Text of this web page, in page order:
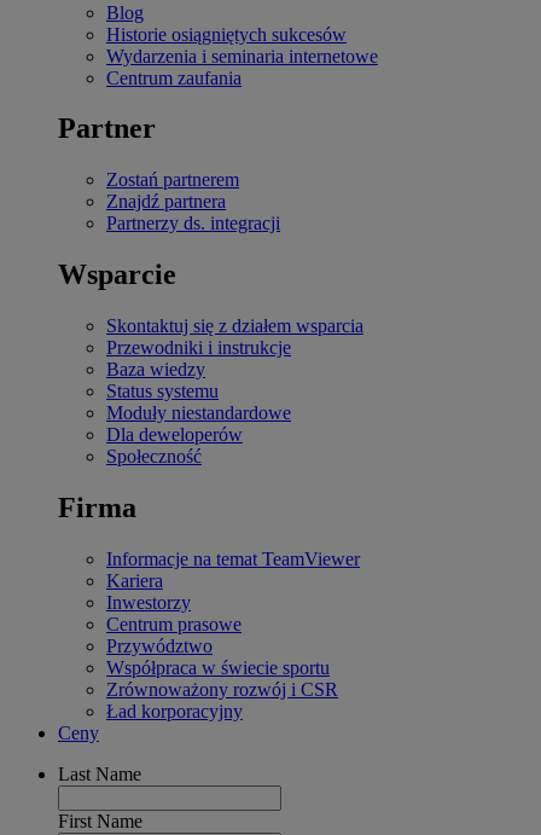
Blog
Historie osiągniętych sukcesów
Wydarzenia i seminaria internetowe
Centrum zaufania
Partner
Zostań partnerem
Znajdź partnera
Partnerzy ds. integracji
Wsparcie
Skontaktuj się z działem wsparcia
Przewodniki i instrukcje
Baza wiedzy
Status systemu
Moduły niestandardowe
Dla deweloperów
Społeczność
Firma
Informacje na temat TeamViewer
Kariera
Inwestorzy
Centrum prasowe
Przywództwo
Współpraca w świecie sportu
Zrównoważony rozwój i CSR
Ład korporacyjny
Ceny
Last Name
First Name